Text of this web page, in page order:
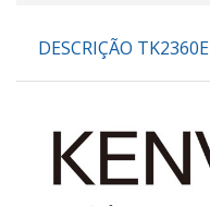
DESCRIÇÃO TK2360E